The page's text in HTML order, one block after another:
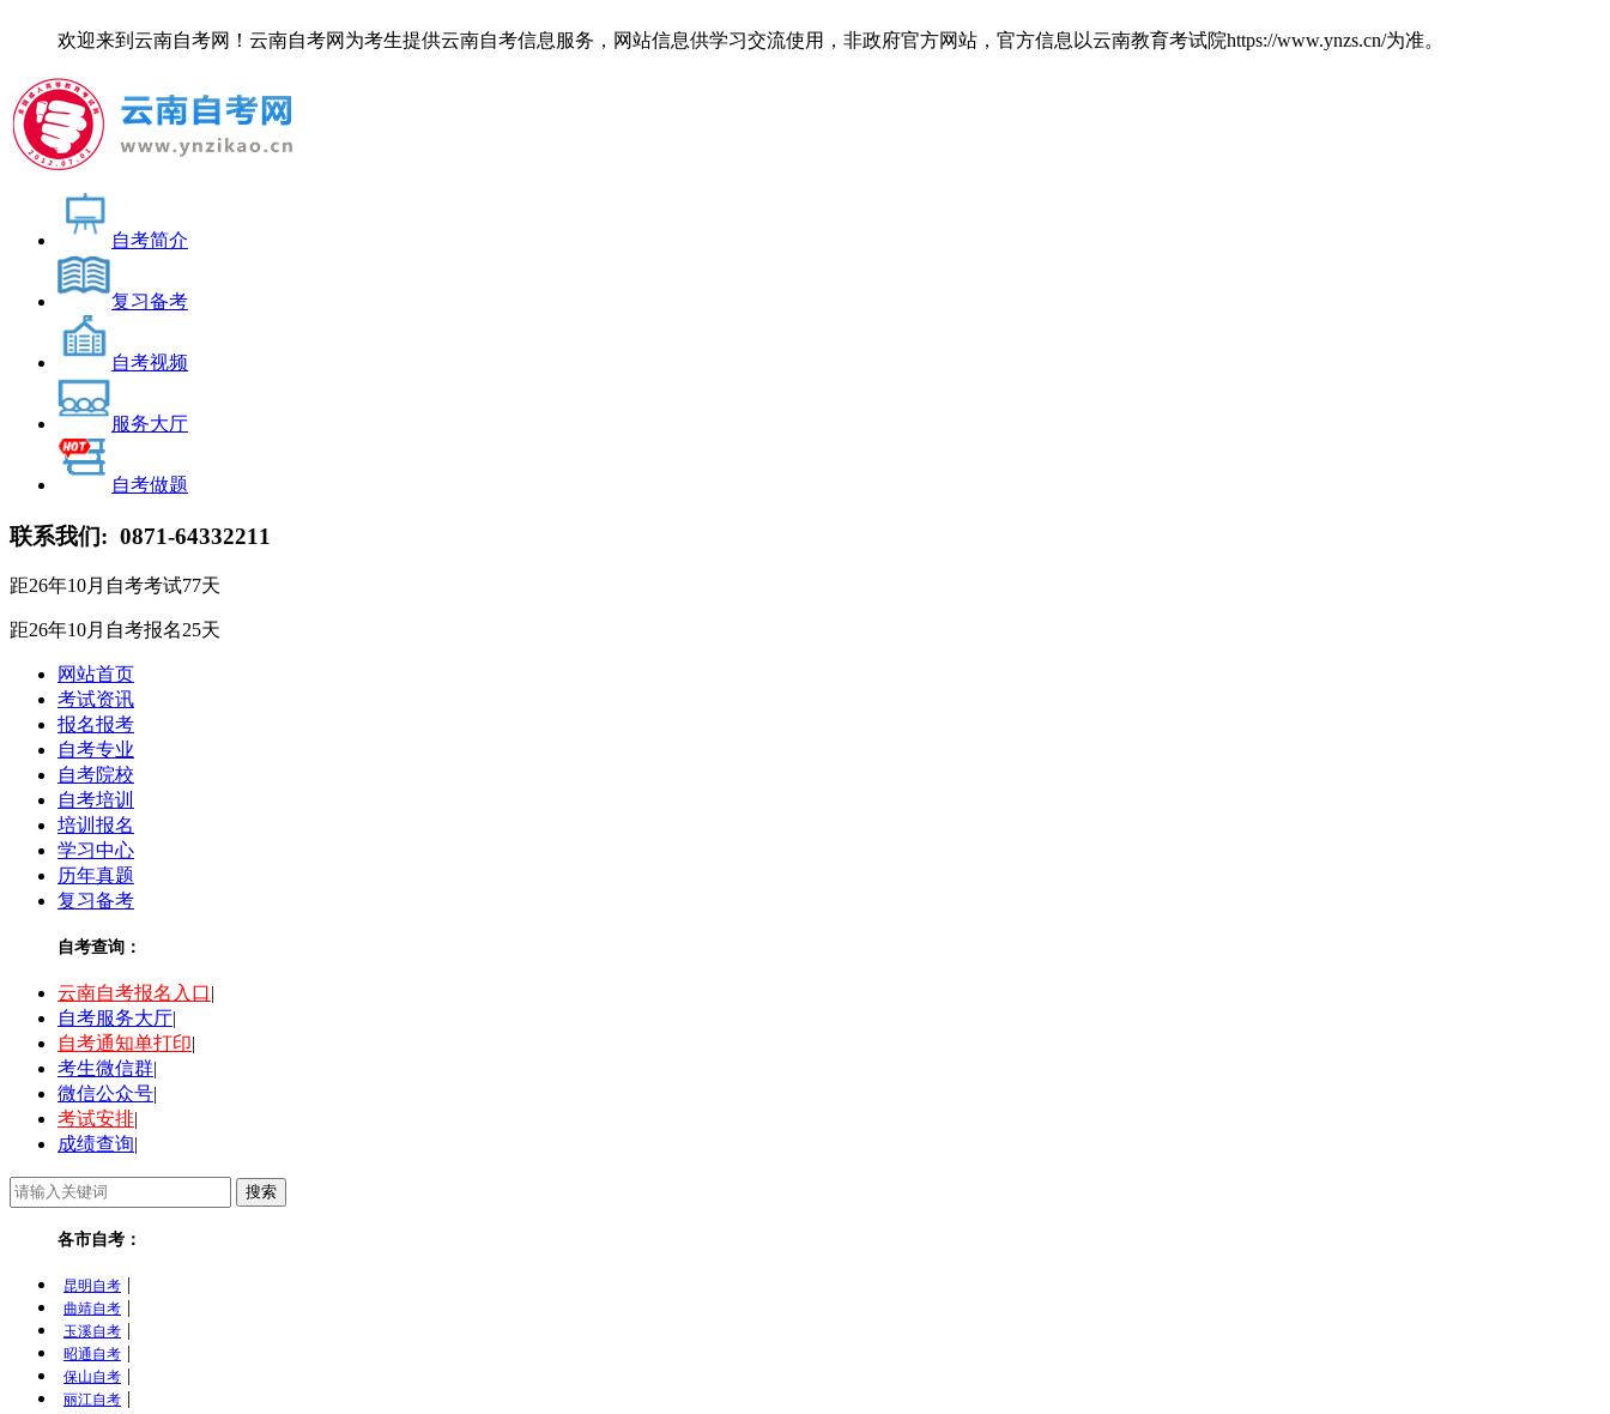
欢迎来到云南自考网！云南自考网为考生提供云南自考信息服务，网站信息供学习交流使用，非政府官方网站，官方信息以云南教育考试院https://www.ynzs.cn/为准。
自考简介
复习备考
自考视频
服务大厅
自考做题
联系我们: 0871-64332211
距26年10月自考考试77天
距26年10月自考报名25天
网站首页
考试资讯
报名报考
自考专业
自考院校
自考培训
培训报名
学习中心
历年真题
复习备考
自考查询：
云南自考报名入口|
自考服务大厅|
自考通知单打印|
考生微信群|
微信公众号|
考试安排|
成绩查询|
各市自考：
昆明自考 |
曲靖自考 |
玉溪自考 |
昭通自考 |
保山自考 |
丽江自考 |